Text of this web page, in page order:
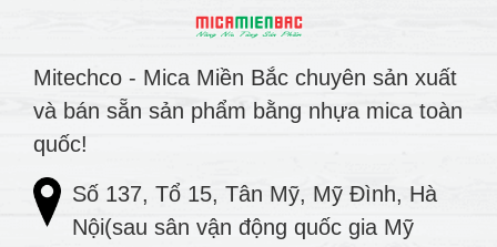
Mitechco - Mica Miền Bắc chuyên sản xuất
và bán sẵn sản phẩm bằng nhựa mica toàn
quốc!
Số 137, Tổ 15, Tân Mỹ, Mỹ Đình, Hà
Nội(sau sân vận động quốc gia Mỹ